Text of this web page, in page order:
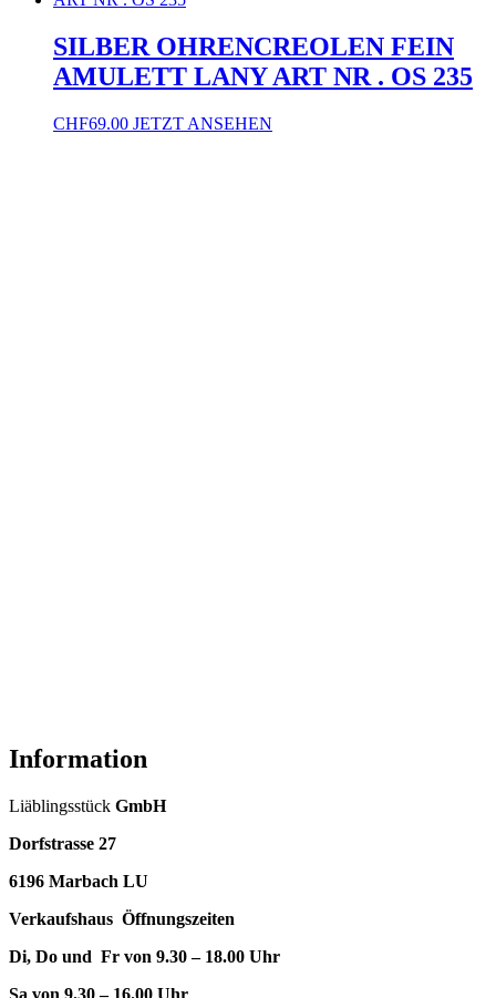
SILBER OHRENCREOLEN FEIN
AMULETT LANY ART NR . OS 235
CHF69.00 JETZT ANSEHEN
Information
Liäblingsstück GmbH
Dorfstrasse 27
6196 Marbach LU
Verkaufshaus Öffnungszeiten
Di, Do und Fr von 9.30 – 18.00 Uhr
Sa von 9.30 – 16.00 Uhr